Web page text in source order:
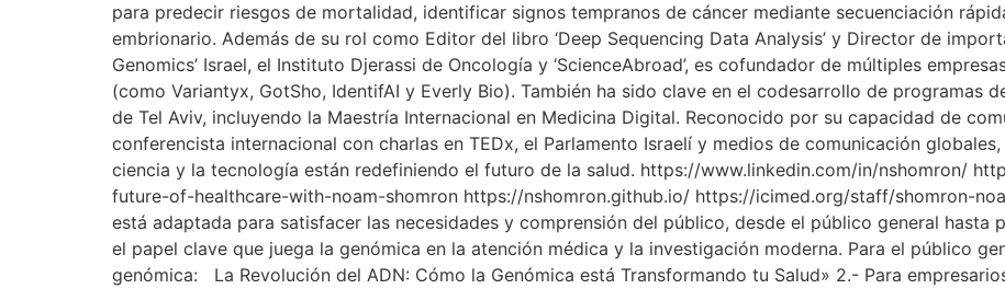
para predecir riesgos de mortalidad, identificar signos tempranos de cáncer mediante secuenciación
embrionario. Además de su rol como Editor del libro ‘Deep Sequencing Data Analysis’ y Director de
Genomics’ Israel, el Instituto Djerassi de Oncología y ‘ScienceAbroad’, es cofundador de múltiples
(como Variantyx, GotSho, IdentifAI y Everly Bio). También ha sido clave en el codesarrollo de programas
de Tel Aviv, incluyendo la Maestría Internacional en Medicina Digital. Reconocido por su capacidad de
conferencista internacional con charlas en TEDx, el Parlamento Israelí y medios de comunicación
ciencia y la tecnología están redefiniendo el futuro de la salud. https://www.linkedin.com/in/nshomron/
future-of-healthcare-with-noam-shomron https://nshomron.github.io/ https://icimed.org/staff/shomron-
está adaptada para satisfacer las necesidades y comprensión del público, desde el público general hasta
el papel clave que juega la genómica en la atención médica y la investigación moderna. Para el público
genómica: La Revolución del ADN: Cómo la Genómica está Transformando tu Salud» 2.- Para